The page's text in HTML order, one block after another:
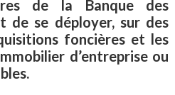
de la Banque des
de se déployer, sur des
foncières et les
d’entreprise ou